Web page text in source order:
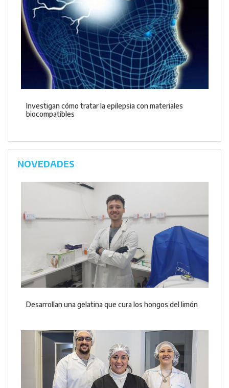
Investigan cómo tratar la epilepsia con materiales
biocompatibles
NOVEDADES
Desarrollan una gelatina que cura los hongos del limón